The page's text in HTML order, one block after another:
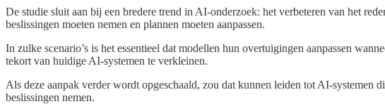
De studie sluit aan bij een bredere trend in AI-onderzoek: het verbeteren van het
beslissingen moeten nemen en plannen moeten aanpassen.
In zulke scenario’s is het essentieel dat modellen hun overtuigingen aanpassen
tekort van huidige AI-systemen te verkleinen.
Als deze aanpak verder wordt opgeschaald, zou dat kunnen leiden tot AI-systemen
beslissingen nemen.